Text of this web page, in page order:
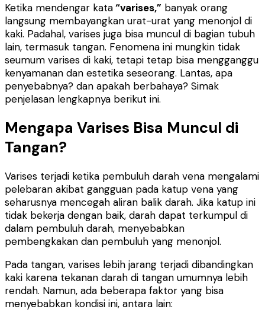
Ketika mendengar kata“varises,” banyak orang
langsung membayangkan urat-urat yang menonjol di
kaki. Padahal, varises juga bisa muncul di bagian tubuh
lain, termasuk tangan. Fenomena ini mungkin tidak
seumum varises di kaki, tetapi tetap bisa mengganggu
kenyamanan dan estetika seseorang. Lantas, apa
penyebabnya? dan apakah berbahaya? Simak
penjelasan lengkapnya berikut ini.
Mengapa Varises Bisa Muncul di
Tangan?
Varises terjadi ketika pembuluh darah vena mengalami
pelebaran akibat gangguan pada katup vena yang
seharusnya mencegah aliran balik darah. Jika katup ini
tidak bekerja dengan baik, darah dapat terkumpul di
dalam pembuluh darah, menyebabkan
pembengkakan dan pembuluh yang menonjol.
Pada tangan, varises lebih jarang terjadi dibandingkan
kaki karena tekanan darah di tangan umumnya lebih
rendah. Namun, ada beberapa faktor yang bisa
menyebabkan kondisi ini, antara lain: